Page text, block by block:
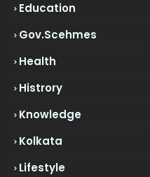
Education
Gov.scehmes
Health
Histrory
Knowledge
Kolkata
Lifestyle